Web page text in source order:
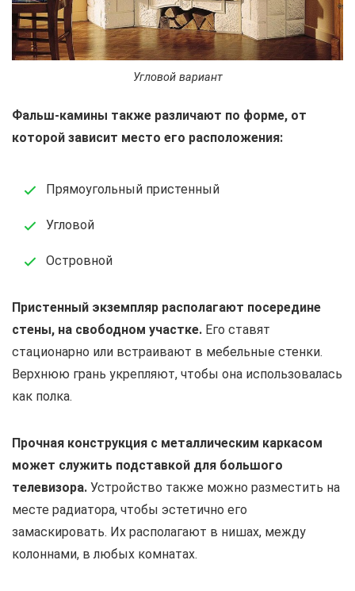
Угловой вариант
Фальш-камины также различают по форме, от
которой зависит место его расположения:
Прямоугольный пристенный
Угловой
Островной
Пристенный экземпляр располагают посередине
стены, на свободном участке. Его ставят
стационарно или встраивают в мебельные стенки.
Верхнюю грань укрепляют, чтобы она использовалась
как полка.
Прочная конструкция с металлическим каркасом
может служить подставкой для большого
телевизора. Устройство также можно разместить на
месте радиатора, чтобы эстетично его
замаскировать. Их располагают в нишах, между
колоннами, в любых комнатах.